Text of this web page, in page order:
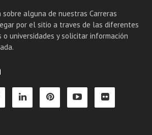
sobre alguna de nuestras Carreras
por el sitio a traves de las diferentes
o universidades y solicitar información